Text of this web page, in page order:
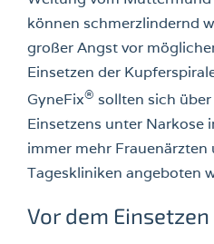
können schmerzlindernd
großer Angst vor
Einsetzen der
GyneFix® sollten sich
Einsetzens unter Narkose
immer mehr
Tageskliniken angeboten
Vor dem